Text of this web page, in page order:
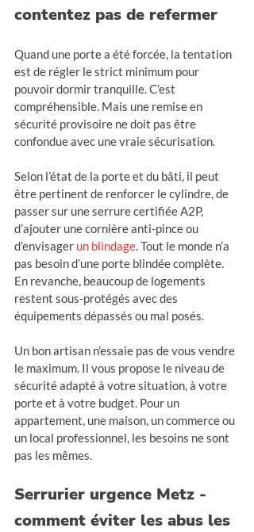
contentez pas de refermer
Quand une porte a été forcée, la tentation
est de régler le strict minimum pour
pouvoir dormir tranquille. C’est
compréhensible. Mais une remise en
sécurité provisoire ne doit pas être
confondue avec une vraie sécurisation.
Selon l’état de la porte et du bâti, il peut
être pertinent de renforcer le cylindre, de
passer sur une serrure certifiée A2P,
d’ajouter une cornière anti-pince ou
d’envisager un blindage. Tout le monde n’a
pas besoin d’une porte blindée complète.
En revanche, beaucoup de logements
restent sous-protégés avec des
équipements dépassés ou mal posés.
Un bon artisan n’essaie pas de vous vendre
le maximum. Il vous propose le niveau de
sécurité adapté à votre situation, à votre
porte et à votre budget. Pour un
appartement, une maison, un commerce ou
un local professionnel, les besoins ne sont
pas les mêmes.
Serrurier urgence Metz -
comment éviter les abus les